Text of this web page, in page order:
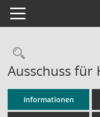
Toggle navigation
Ausschuss für
Informationen